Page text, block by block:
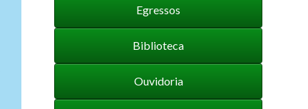
Egressos
Biblioteca
Ouvidoria